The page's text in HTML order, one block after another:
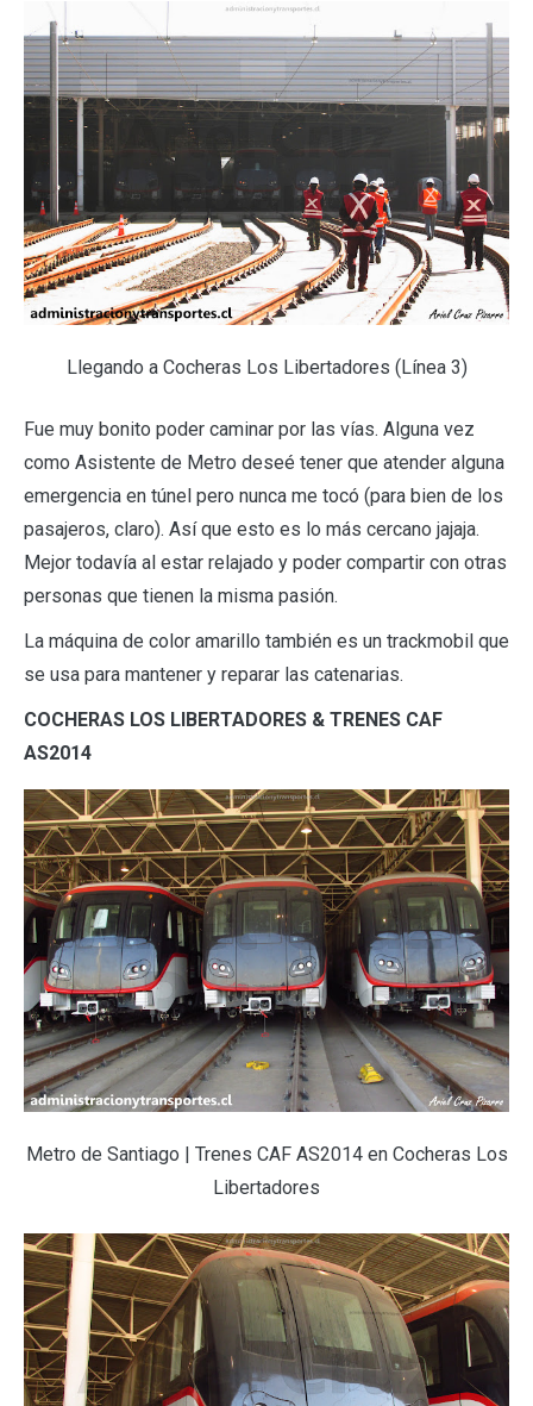
Llegando a Cocheras Los Libertadores (Línea 3)
Fue muy bonito poder caminar por las vías. Alguna vez
como Asistente de Metro deseé tener que atender alguna
emergencia en túnel pero nunca me tocó (para bien de los
pasajeros, claro). Así que esto es lo más cercano jajaja.
Mejor todavía al estar relajado y poder compartir con otras
personas que tienen la misma pasión.
La máquina de color amarillo también es un trackmobil que
se usa para mantener y reparar las catenarias.
COCHERAS LOS LIBERTADORES & TRENES CAF
AS2014
Metro de Santiago | Trenes CAF AS2014 en Cocheras Los
Libertadores